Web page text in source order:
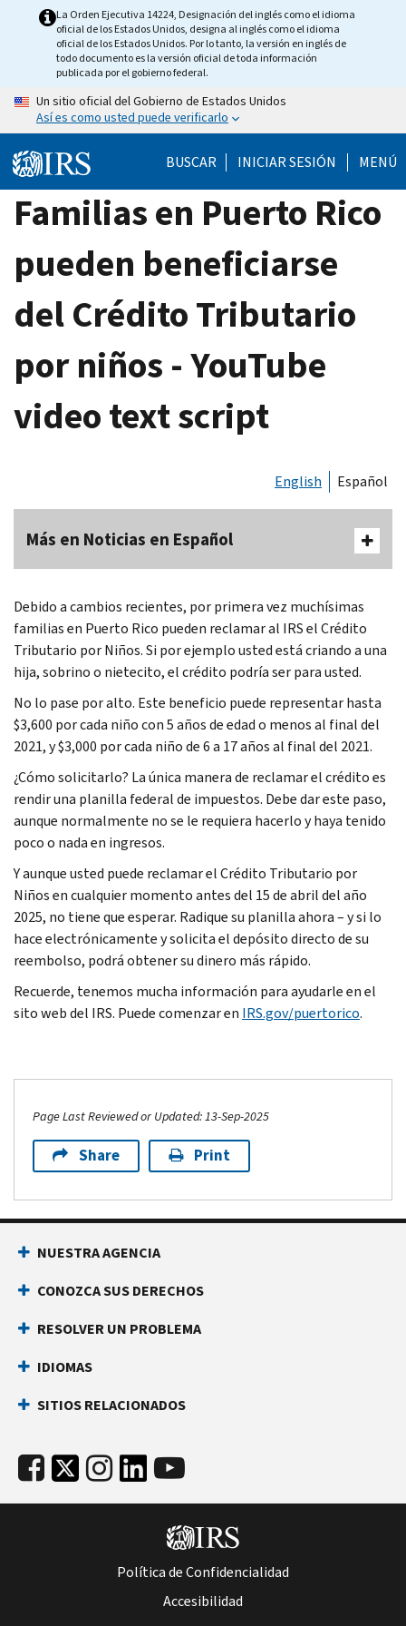
La Orden Ejecutiva 14224, Designación del inglés como el idioma
oficial de los Estados Unidos, designa al inglés como el idioma
oficial de los Estados Unidos. Por lo tanto, la versión en inglés de
todo documento es la versión oficial de toda información
publicada por el gobierno federal.
Un sitio oficial del Gobierno de Estados Unidos
Así es como usted puede verificarlo
BUSCAR INICIAR SESIÓN MENÚ
Familias en Puerto Rico
pueden beneficiarse
del Crédito Tributario
por niños - YouTube
video text script
English Español
Más en Noticias en Español
Debido a cambios recientes, por primera vez muchísimas
familias en Puerto Rico pueden reclamar al IRS el Crédito
Tributario por Niños. Si por ejemplo usted está criando a una
hija, sobrino o nietecito, el crédito podría ser para usted.
No lo pase por alto. Este beneficio puede representar hasta
$3,600 por cada niño con 5 años de edad o menos al final del
2021, y $3,000 por cada niño de 6 a 17 años al final del 2021.
¿Cómo solicitarlo? La única manera de reclamar el crédito es
rendir una planilla federal de impuestos. Debe dar este paso,
aunque normalmente no se le requiera hacerlo y haya tenido
poco o nada en ingresos.
Y aunque usted puede reclamar el Crédito Tributario por
Niños en cualquier momento antes del 15 de abril del año
2025, no tiene que esperar. Radique su planilla ahora – y si lo
hace electrónicamente y solicita el depósito directo de su
reembolso, podrá obtener su dinero más rápido.
Recuerde, tenemos mucha información para ayudarle en el
sito web del IRS. Puede comenzar en IRS.gov/puertorico.
Page Last Reviewed or Updated: 13-Sep-2025
Share Print
NUESTRA AGENCIA
CONOZCA SUS DERECHOS
RESOLVER UN PROBLEMA
IDIOMAS
SITIOS RELACIONADOS
Política de Confidencialidad
Accesibilidad